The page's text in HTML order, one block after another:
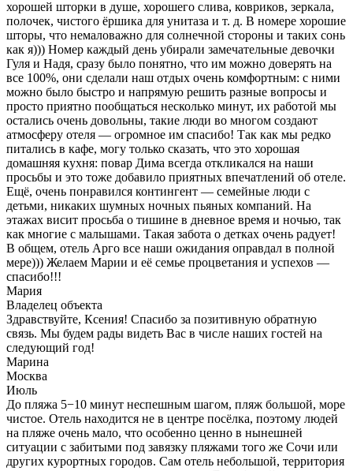
хорошей шторки в душе, хорошего слива, ковриков, зеркала,
полочек, чистого ёршика для унитаза и т. д. В номере хорошие
шторы, что немаловажно для солнечной стороны и таких сонь
как я))) Номер каждый день убирали замечательные девочки
Гуля и Надя, сразу было понятно, что им можно доверять на
все 100%, они сделали наш отдых очень комфортным: с ними
можно было быстро и напрямую решить разные вопросы и
просто приятно пообщаться несколько минут, их работой мы
остались очень довольны, такие люди во многом создают
атмосферу отеля — огромное им спасибо! Так как мы редко
питались в кафе, могу только сказать, что это хорошая
домашняя кухня: повар Дима всегда откликался на наши
просьбы и это тоже добавило приятных впечатлений об отеле.
Ещё, очень понравился контингент — семейные люди с
детьми, никаких шумных ночных пьяных компаний. На
этажах висит просьба о тишине в дневное время и ночью, так
как многие с малышами. Такая забота о детках очень радует!
В общем, отель Арго все наши ожидания оправдал в полной
мере))) Желаем Марии и её семье процветания и успехов —
спасибо!!!
Мария
Владелец объекта
Здравствуйте, Ксения! Спасибо за позитивную обратную
связь. Мы будем рады видеть Вас в числе наших гостей на
следующий год!
Марина
Москва
Июль
До пляжа 5−10 минут неспешным шагом, пляж большой, море
чистое. Отель находится не в центре посёлка, поэтому людей
на пляже очень мало, что особенно ценно в нынешней
ситуации с забитыми под завязку пляжами того же Сочи или
других курортных городов. Сам отель небольшой, территория